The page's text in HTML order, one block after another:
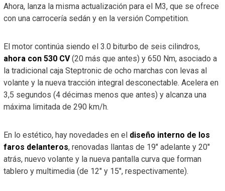
Ahora, lanza la misma actualización para el M3, que se ofrece
con una carrocería sedán y en la versión Competition.
El motor continúa siendo el 3.0 biturbo de seis cilindros,
ahora con 530 CV(20 más que antes) y 650 Nm, asociado a
la tradicional caja Steptronic de ocho marchas con levas al
volante y la nueva tracción integral desconectable. Acelera en
3,5 segundos (4 décimas menos que antes) y alcanza una
máxima limitada de 290 km/h.
En lo estético, hay novedades en el diseño interno de los
faros delanteros, renovadas llantas de 19″ adelante y 20″
atrás, nuevo volante y la nueva pantalla curva que forman
tablero y multimedia (de 12″ y 15″, respectivamente).